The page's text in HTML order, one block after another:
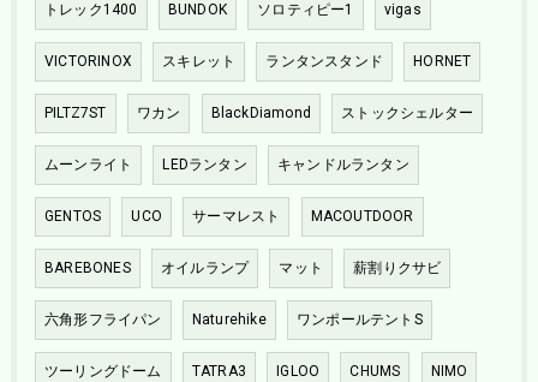
トレック1400 BUNDOK ソロティピー1 vigas
VICTORINOX スキレット ランタンスタンド HORNET
PILTZ7ST ワカン BlackDiamond ストックシェルター
ムーンライト LEDランタン キャンドルランタン
GENTOS UCO サーマレスト MACOUTDOOR
BAREBONES オイルランプ マット 薪割りクサビ
六角形フライパン Naturehike ワンポールテントS
ツーリングドーム TATRA3 IGLOO CHUMS NIMO